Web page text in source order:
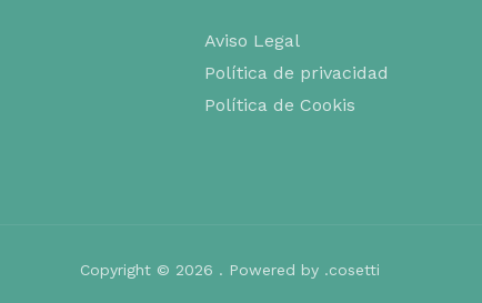
Aviso Legal
Política de privacidad
Política de Cookis
Copyright © 2026 . Powered by .cosetti